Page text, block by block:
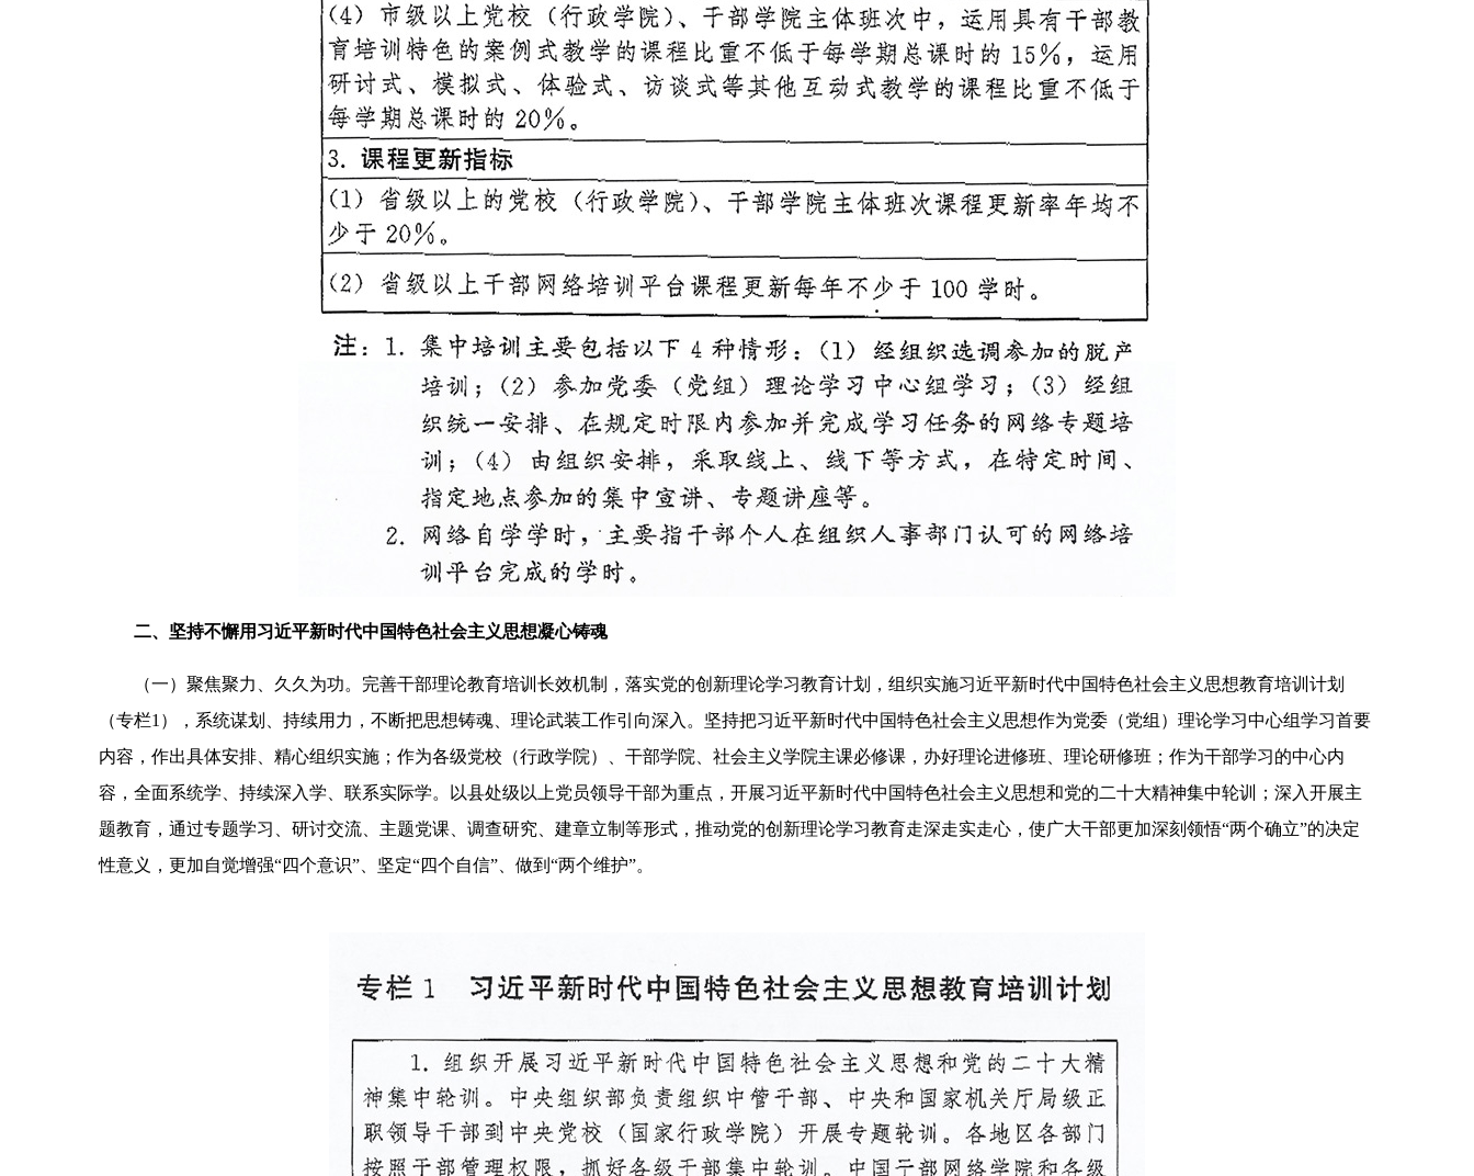
二、坚持不懈用习近平新时代中国特色社会主义思想凝心铸魂
（一）聚焦聚力、久久为功。完善干部理论教育培训长效机制，落实党的创新理论学习教育计划，组织实施习近平新时代中国特色社会主义思想教育培训计划
（专栏1），系统谋划、持续用力，不断把思想铸魂、理论武装工作引向深入。坚持把习近平新时代中国特色社会主义思想作为党委（党组）理论学习中心组学习首要
内容，作出具体安排、精心组织实施；作为各级党校（行政学院）、干部学院、社会主义学院主课必修课，办好理论进修班、理论研修班；作为干部学习的中心内
容，全面系统学、持续深入学、联系实际学。以县处级以上党员领导干部为重点，开展习近平新时代中国特色社会主义思想和党的二十大精神集中轮训；深入开展主
题教育，通过专题学习、研讨交流、主题党课、调查研究、建章立制等形式，推动党的创新理论学习教育走深走实走心，使广大干部更加深刻领悟“两个确立”的决定
性意义，更加自觉增强“四个意识”、坚定“四个自信”、做到“两个维护”。